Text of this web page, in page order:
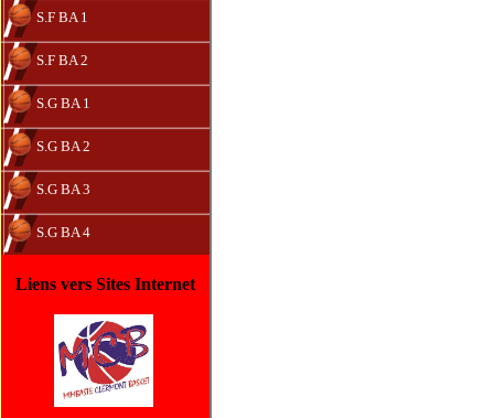
S.F BA 1
S.F BA 2
S.G BA 1
S.G BA 2
S.G BA 3
S.G BA 4
Liens vers Sites Internet